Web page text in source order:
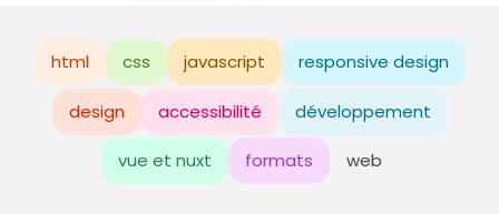
html css javascript responsive design
design accessibilité développement
vue et nuxt formats web